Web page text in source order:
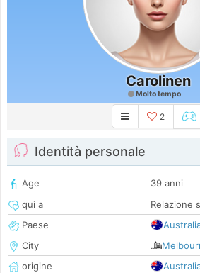
Carolinen
Molto tempo
2
Identità personale
Age
39 anni
qui a
Relazione
Paese
City
origine